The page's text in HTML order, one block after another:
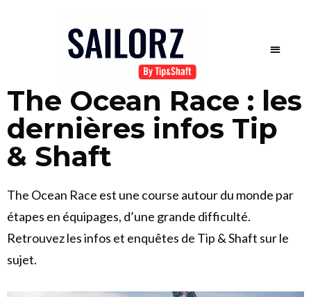
The Ocean Race : les
dernières infos Tip
& Shaft
The Ocean Race est une course autour du monde par
étapes en équipages, d’une grande difficulté.
Retrouvez les infos et enquêtes de Tip & Shaft sur le
sujet.